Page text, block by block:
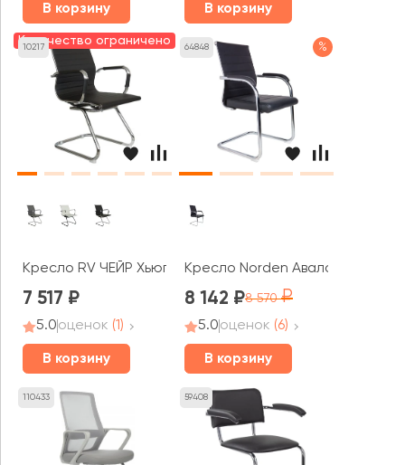
В корзину В корзину
10217
Количество ограничено
Кресло RV ЧЕЙР Хьюго / Hugo (6002-3)
7 517
5.0оценок (1)
В корзину
64848 %
Кресло Norden Авалон CF /
8 142 8 570
5.0оценок (6)
В корзину
110433 59408